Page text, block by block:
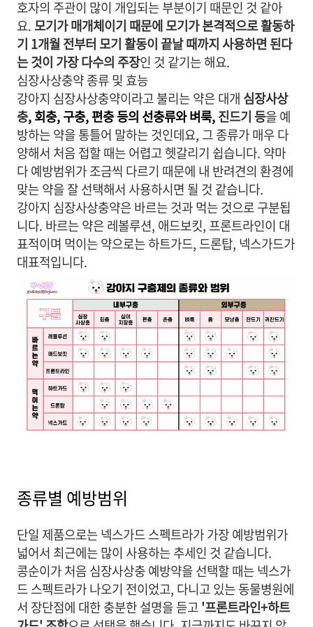
호자의 주관이 많이 개입되는 부분이기 때문인 것 같아
요. 모기가 매개체이기 때문에 모기가 본격적으로 활동하
기 1개월 전부터 모기 활동이 끝날 때까지 사용하면 된다
는 것이 가장 다수의 주장인 것 같기는 해요.
심장사상충약 종류 및 효능
강아지 심장사상충약이라고 불리는 약은 대개 심장사상
충, 회충, 구충, 편충 등의 선충류와 벼룩,진드기 등을 예
방하는 약을 통틀어 말하는 것인데요, 그 종류가 매우 다
양해서 처음 접할 때는 어렵고 헷갈리기 쉽습니다. 약마
다 예방범위가 조금씩 다르기 때문에 내 반려견의 환경에
맞는 약을 잘 선택해서 사용하시면 될 것 같습니다.
강아지 심장사상충약은 바르는 것과 먹는 것으로 구분됩
니다. 바르는 약은 레볼루션, 애드보킷, 프론트라인이 대
표적이며 먹이는 약으로는 하트가드, 드론탑, 넥스가드가
대표적입니다.
종류별 예방범위
단일 제품으로는 넥스가드 스펙트라가 가장 예방범위가
넓어서 최근에는 많이 사용하는 추세인 것 같습니다.
콩순이가처음 심장사상충 예방약을 선택할 때는 넥스가
드 스펙트라가 나오기 전이었고, 다니고 있는 동물병원에
서 장단점에 대한 충분한 설명을 듣고'프론트라인+하트